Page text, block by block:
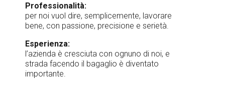
Professionalità:
per noi vuol dire, semplicemente, lavorare
bene, con passione, precisione e serietà.
Esperienza:
l’azienda è cresciuta con ognuno di noi, e
strada facendo il bagaglio è diventato
importante.